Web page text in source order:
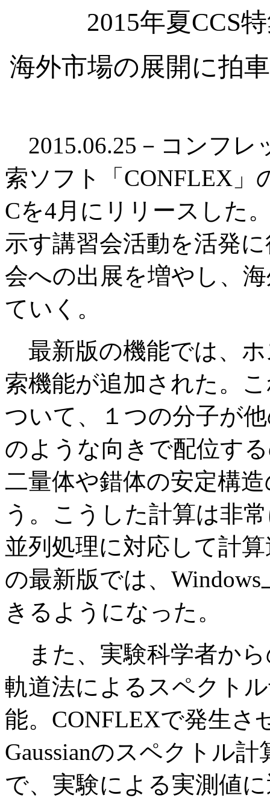
2015年夏CCS
海外市場の展開に拍
2015.06.25－コンフレ
索ソフト「CONFLEX
Cを4月にリリースした
示す講習会活動を活発
会への出展を増やし、
ていく。
最新版の機能では、
索機能が追加された。
ついて、１つの分子が
のような向きで配位す
二量体や錯体の安定構
う。こうした計算は非
並列処理に対応して計
の最新版では、
きるようになった。
また、実験科学者か
軌道法によるスペクト
能。CONFLEXで発生さ
Gaussianのスペクトル
で、実験による実測値